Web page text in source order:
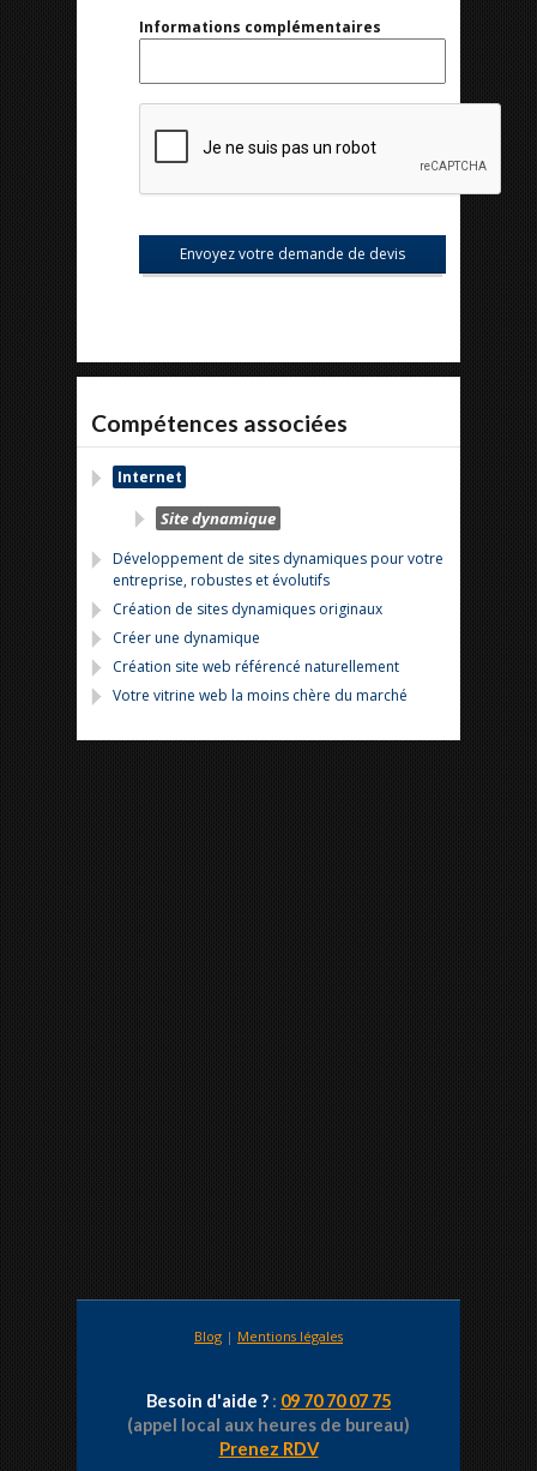
Informations complémentaires
Compétences associées
Internet
Site dynamique
Développement de sites dynamiques pour votre
entreprise, robustes et évolutifs
Création de sites dynamiques originaux
Créer une dynamique
Création site web référencé naturellement
Votre vitrine web la moins chère du marché
Blog | Mentions légales
Besoin d'aide ? : 09 70 70 07 75
(appel local aux heures de bureau)
Prenez RDV